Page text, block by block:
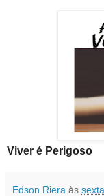
Viver é Perigoso
Edson Riera às